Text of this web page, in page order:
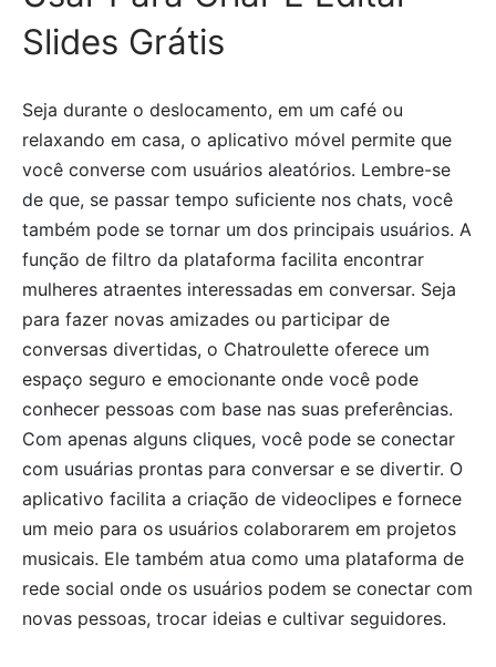
Slides Grátis
Seja durante o deslocamento, em um café ou
relaxando em casa, o aplicativo móvel permite que
você converse com usuários aleatórios. Lembre-se
de que, se passar tempo suficiente nos chats, você
também pode se tornar um dos principais usuários. A
função de filtro da plataforma facilita encontrar
mulheres atraentes interessadas em conversar. Seja
para fazer novas amizades ou participar de
conversas divertidas, o Chatroulette oferece um
espaço seguro e emocionante onde você pode
conhecer pessoas com base nas suas preferências.
Com apenas alguns cliques, você pode se conectar
com usuárias prontas para conversar e se divertir. O
aplicativo facilita a criação de videoclipes e fornece
um meio para os usuários colaborarem em projetos
musicais. Ele também atua como uma plataforma de
rede social onde os usuários podem se conectar com
novas pessoas, trocar ideias e cultivar seguidores.